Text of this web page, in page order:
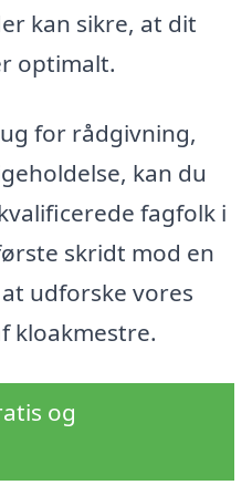
kan sikre, at dit
optimalt.
for rådgivning,
kan du
fagfolk i
skridt mod en
udforske vores
kloakmestre.
og